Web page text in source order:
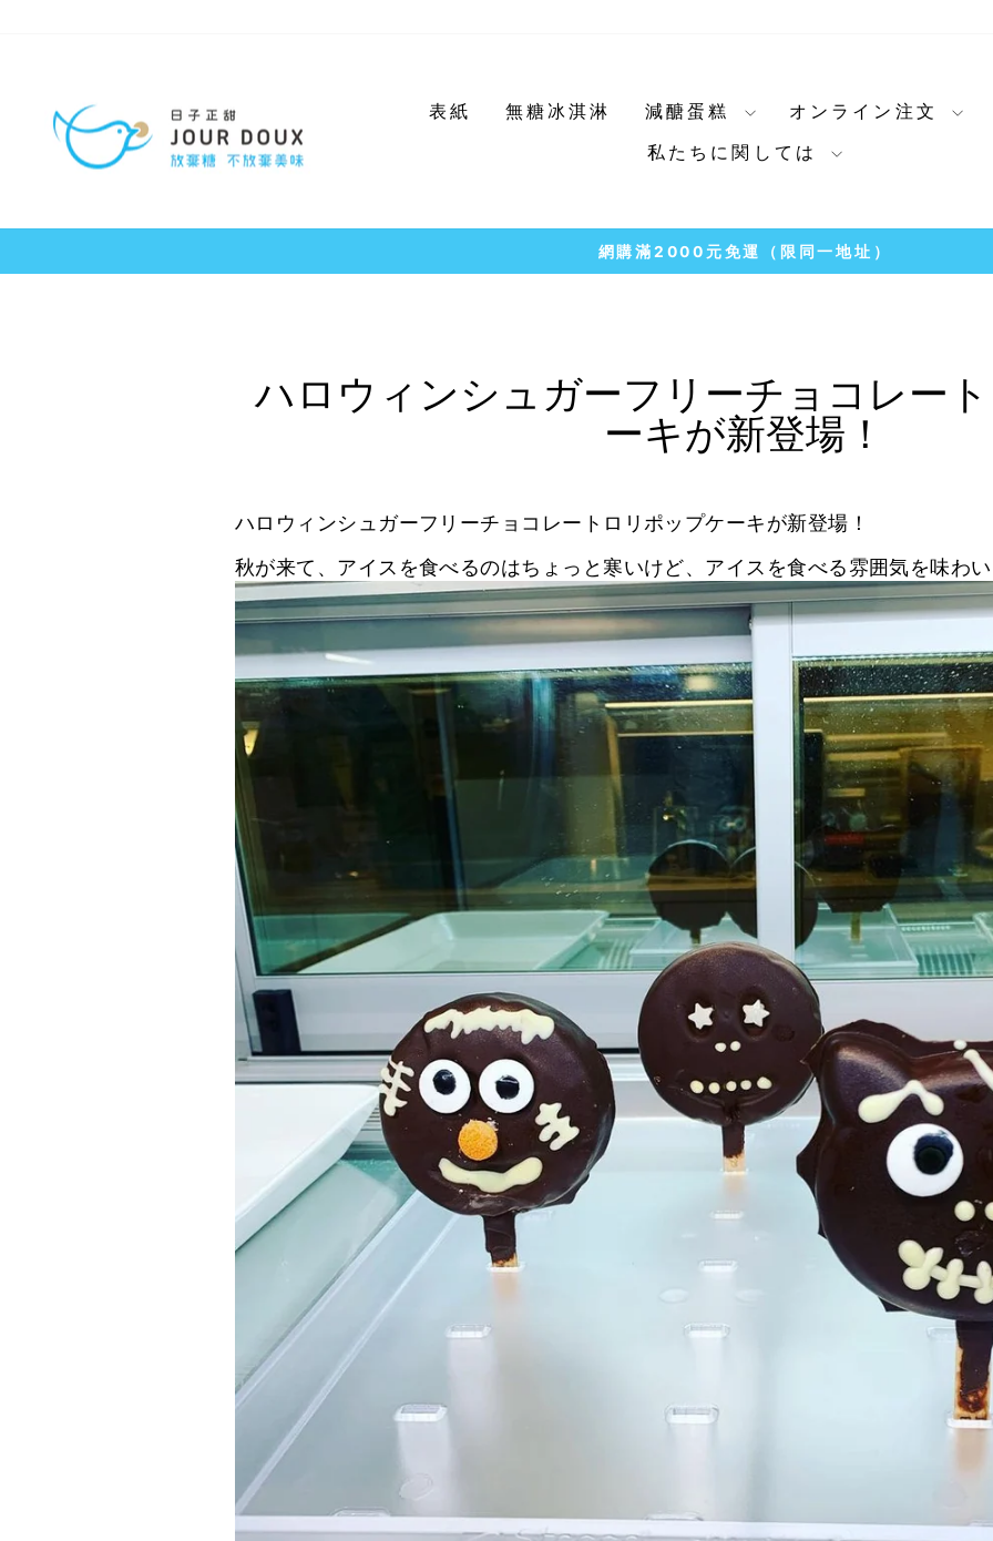
ッ
表紙 無糖冰淇淋 減醣蛋糕
オンライン注文
私たちに関しては
ス
シ
ョ
ー
時
停
止
す
る
7-11 冷凍店取1500免運
ハロウィンシュガーフリーチョコレー
ーキが新登場！
ハロウィンシュガーフリーチョコレートロリポップケーキが新登場！
秋が来て、アイスを食べるのはちょっと寒いけど、アイスを食べる雰囲気を味わ